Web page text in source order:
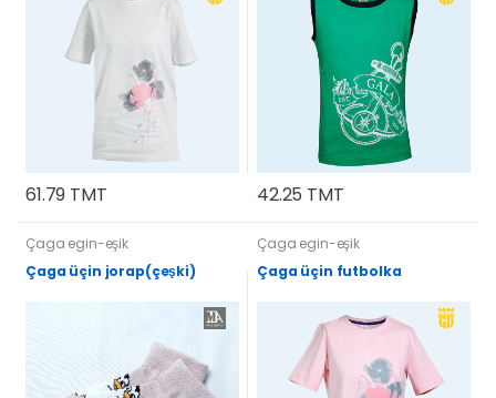
61.79 TMT 42.25 TMT
Çaga egin-eşik
Çaga üçin jorap(çeşki)
Çaga egin-eşik
Çaga üçin futbolka